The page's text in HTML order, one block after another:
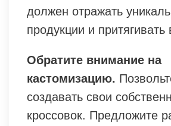
должен отражать
продукции и
Обратите внимание на
кастомизацию.
создавать свои
кроссовок. Предложите